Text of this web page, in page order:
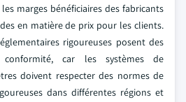
marges bénéficiaires des fabricants
en matière de prix pour les clients.
rigoureuses posent des
car les systèmes de
doivent respecter des normes de
dans différentes régions et